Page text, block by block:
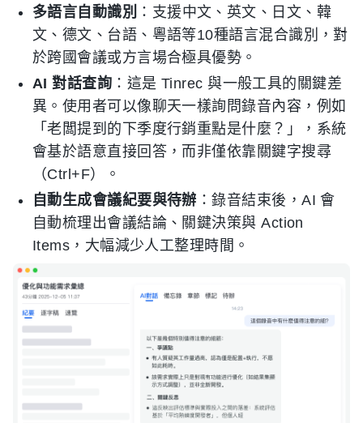
多語言自動識別 ：支援中文、英文、日文、韓
文、德文、台語、粵語等10種語言混合識別，對
於跨國會議或方言場合極具優勢。
AI 對話查詢 ：這是 Tinrec 與一般工具的關鍵差
異。使用者可以像聊天一樣詢問錄音內容，例如
「老闆提到的下季度行銷重點是什麼？」，系統
會基於語意直接回答，而非僅依靠關鍵字搜尋
（Ctrl+F）。
自動生成會議紀要與待辦 ：錄音結束後，AI 會
自動梳理出會議結論、關鍵決策與 Action
Items，大幅減少人工整理時間。